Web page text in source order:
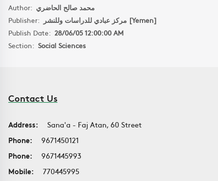
Author: محمد صالح الحاضري
Publisher:
مركز عبادي للدراسات وللنشر [Yemen]
Publish Date: 28/06/05 12:00:00 AM
Section: Social Sciences
Contact Us
Address:
Sana'a - Faj Atan, 60 Street
Phone:
9671450121
Phone:
9671445993
Mobile:
770445995